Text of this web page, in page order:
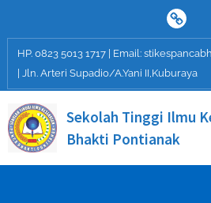
content
HP.
0823
5013
1717
|
Email:
HP. 0823 5013 1717 | Email:
| Jln. Arteri Supadio/A.Yani II,Kuburaya
Sekolah Tinggi Ilmu
Bhakti Pontianak